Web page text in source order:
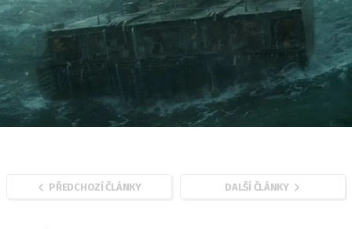
PŘEDCHOZÍ ČLÁNKY DALŠÍ ČLÁNKY